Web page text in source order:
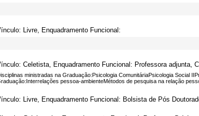
Livre, Enquadramento Funcional:
Celetista, Enquadramento Funcional: Professora adjunta,
ministradas na Graduação:Psicologia ComunitáriaPsicologia Social
pessoa-ambienteMétodos de pesquisa na relação
Livre, Enquadramento Funcional: Bolsista de Pós